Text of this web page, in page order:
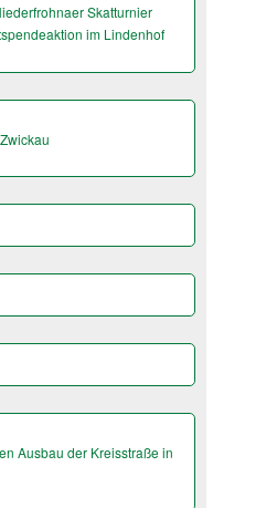
Skatturnier
im Lindenhof
Ausbau der Kreisstraße in